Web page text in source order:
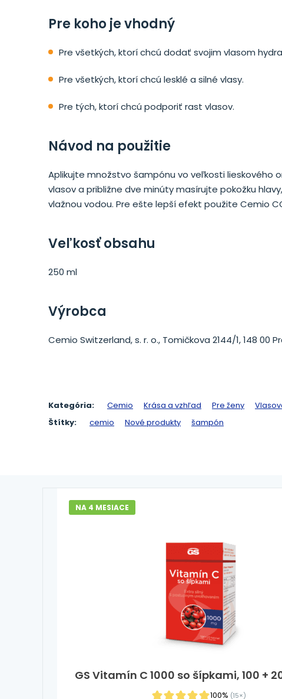
Pre koho je vhodný
Pre všetkých, ktorí chcú dodať svojim vlasom
Pre všetkých, ktorí chcú lesklé a silné vlasy.
Pre tých, ktorí chcú podporiť rast vlasov.
Návod na použitie
Aplikujte množstvo šampónu vo veľkosti
vlasov a približne dve minúty masírujte pokožku
vlažnou vodou. Pre ešte lepší efekt použite Cemio
Veľkosť obsahu
250 ml
Výrobca
Cemio Switzerland, s. r. o., Tomičkova 2144/1, 148 00
Kategória: Cemio Krása a vzhľad Pre ženy
Štítky:
cemio Nové produkty šampón
GS Vitamín C 1000 so šípkami, 100 +
100% (15×)
NA 4 MESIACE